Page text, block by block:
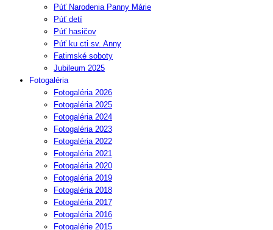
Púť Narodenia Panny Márie
Púť detí
Púť hasičov
Púť ku cti sv. Anny
Fatimské soboty
Jubileum 2025
Fotogaléria
Fotogaléria 2026
Fotogaléria 2025
Fotogaléria 2024
Fotogaléria 2023
Fotogaléria 2022
Fotogaléria 2021
Fotogaléria 2020
Fotogaléria 2019
Fotogaléria 2018
Fotogaléria 2017
Fotogaléria 2016
Fotogalérie 2015